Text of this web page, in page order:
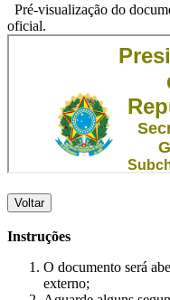
Pré-visualização do
oficial.
Voltar
Instruções
O documento será
externo;